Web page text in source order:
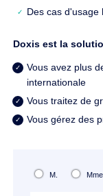
Des cas d'usage
Doxis est la
Vous avez plus
internationale
Vous traitez de
Vous gérez des
M. Mme